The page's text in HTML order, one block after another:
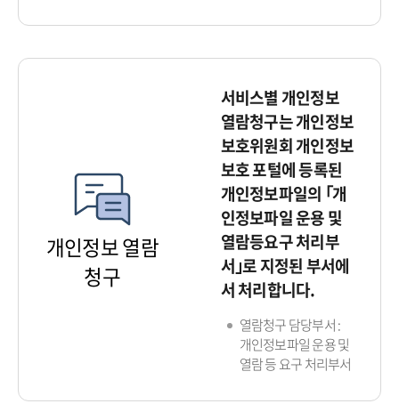
개인정보 열람
청구
서비스별 개인정보
열람청구는 개인정보
보호위원회 개인정보
보호 포털에 등록된
개인정보파일의 ｢개
인정보파일 운용 및
열람등요구 처리부
서｣로 지정된 부서에
서 처리합니다.
열람청구 담당부서 :
개인정보파일 운용 및
열람 등 요구 처리부서